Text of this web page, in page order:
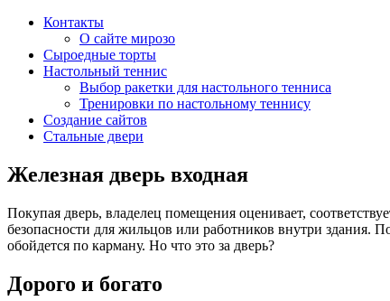
Контакты
О сайте мирозо
Сыроедные торты
Настольный теннис
Выбор ракетки для настольного тенниса
Тренировки по настольному теннису
Создание сайтов
Стальные двери
Железная дверь входная
Покупая дверь, владелец помещения оценивает,
безопасности для жильцов или работников внутри здания.
обойдется по карману. Но что это за дверь?
Дорого и богато